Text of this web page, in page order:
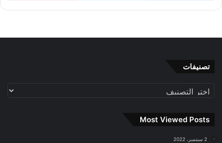
تصنيفات
تصنيفات
Most Viewed Posts
2 سبتمبر، 2022